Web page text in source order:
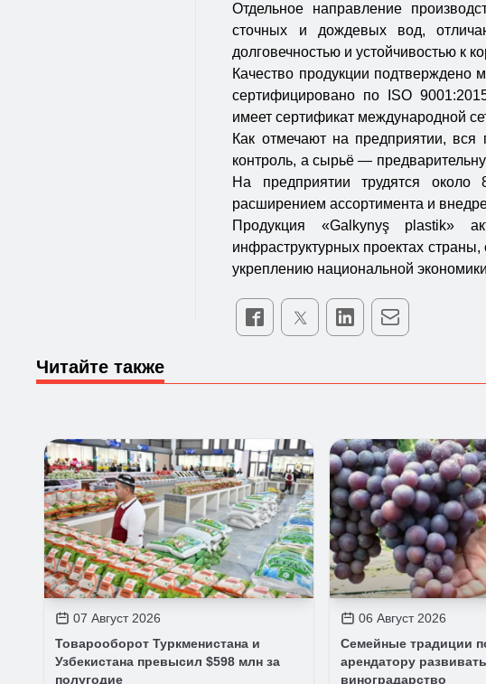
Отдельное направление
сточных и дождевых вод,
долговечностью и устойчивостью к
Качество продукции подтверждено
сертифицировано по ISO
имеет сертификат международной
Как отмечают на предприятии, вся
контроль, а сырьё —
На предприятии трудятся около
расширением ассортимента и
Продукция «Galkynyş plastik»
инфраструктурных проектах
укреплению национальной
Читайте также
07 Август 2026
Товарооборот Туркменистана и
Узбекистана превысил $598 млн за
полугодие
06 Август 2026
Семейные традиции
арендатору развивать
виноградарство